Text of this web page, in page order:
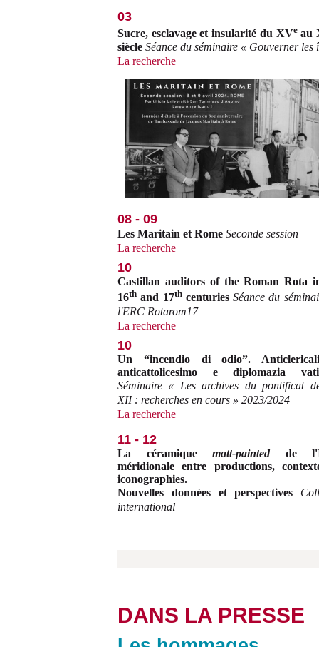
03
Sucre, esclavage et insularité du XVeau
siècle Séance du séminaire « Gouverner les
La recherche
08 - 09
Les Maritain et Rome Seconde session
La recherche
10
Castillan auditors of the Roman Rota
16th and 17thcenturies Séance du
l'ERC Rotarom17
La recherche
10
Un “incendio di odio”.
anticattolicesimo e diplomazia
Séminaire « Les archives du pontificat
XII : recherches en cours » 2023/2024
La recherche
11 - 12
La céramique matt-painted de
méridionale entre productions,
iconographies.
Nouvelles données et perspectives
international
DANS LA PRESSE